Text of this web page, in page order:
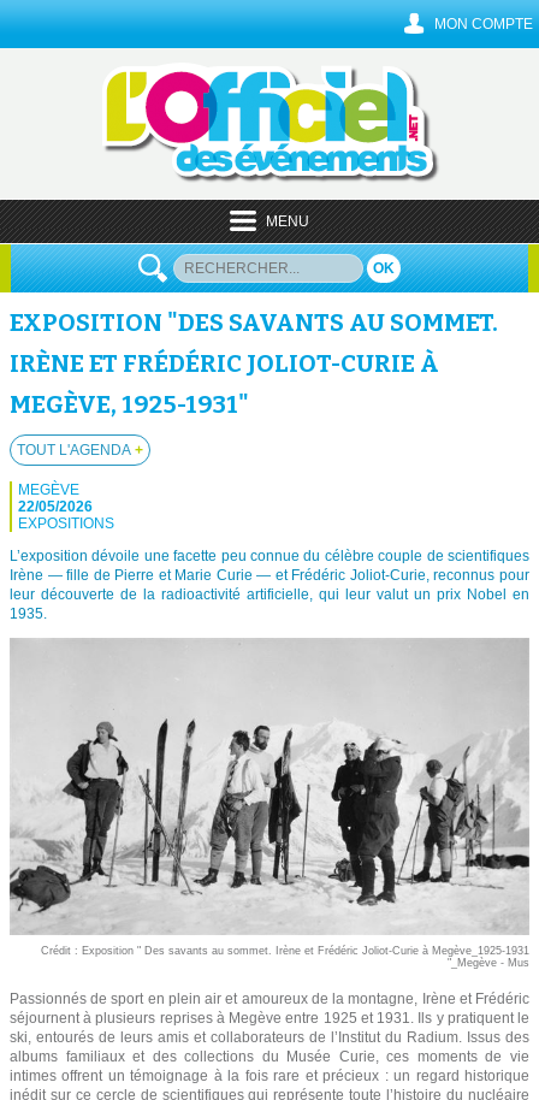
MON COMPTE
MENU
OK
EXPOSITION "DES SAVANTS AU SOMMET.
IRÈNE ET FRÉDÉRIC JOLIOT-CURIE À
MEGÈVE, 1925-1931"
TOUT L'AGENDA +
MEGÈVE
22/05/2026
EXPOSITIONS
L’exposition dévoile une facette peu connue du célèbre couple de scientifiques
Irène — fille de Pierre et Marie Curie — et Frédéric Joliot-Curie, reconnus pour
leur découverte de la radioactivité artificielle, qui leur valut un prix Nobel en
1935.
Crédit : Exposition " Des savants au sommet. Irène et Frédéric Joliot-Curie à Megève_1925-1931
"_Megève - Mus
Passionnés de sport en plein air et amoureux de la montagne, Irène et Frédéric
séjournent à plusieurs reprises à Megève entre 1925 et 1931. Ils y pratiquent le
ski, entourés de leurs amis et collaborateurs de l’Institut du Radium. Issus des
albums familiaux et des collections du Musée Curie, ces moments de vie
intimes offrent un témoignage à la fois rare et précieux : un regard historique
inédit sur ce cercle de scientifiques qui représente toute l’histoire du nucléaire